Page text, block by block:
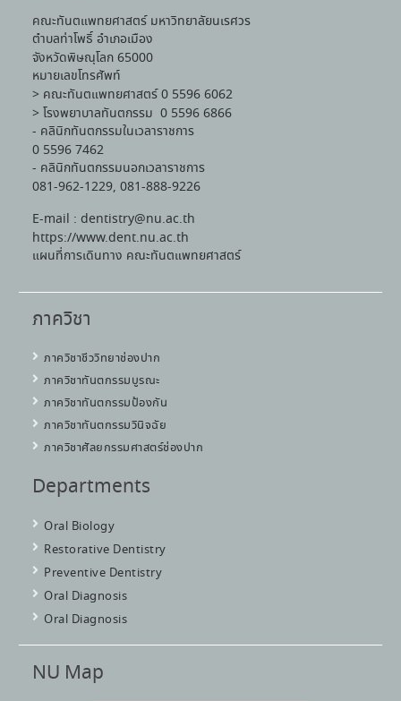
คณะทันตแพทยศาสตร์ มหาวิทยาลัยนเรศวร
ตำบลท่าโพธิ์ อำเภอเมือง
จังหวัดพิษณุโลก 65000
หมายเลขโทรศัพท์
> คณะทันตแพทยศาสตร์ 0 5596 6062
> โรงพยาบาลทันตกรรม 0 5596 6866
- คลินิกทันตกรรมในเวลาราชการ
0 5596 7462
- คลินิกทันตกรรมนอกเวลาราชการ
081-962-1229, 081-888-9226
E-mail : dentistry@nu.ac.th
https://www.dent.nu.ac.th
แผนที่การเดินทาง คณะทันตแพทยศาสตร์
ภาควิชา
ภาควิชาชีววิทยาช่องปาก
ภาควิชาทันตกรรมบูรณะ
ภาควิชาทันตกรรมป้องกัน
ภาควิชาทันตกรรมวินิจฉัย
ภาควิชาศัลยกรรมศาสตร์ช่องปาก
Departments
Oral Biology
Restorative Dentistry
Preventive Dentistry
Oral Diagnosis
Oral Diagnosis
NU Map